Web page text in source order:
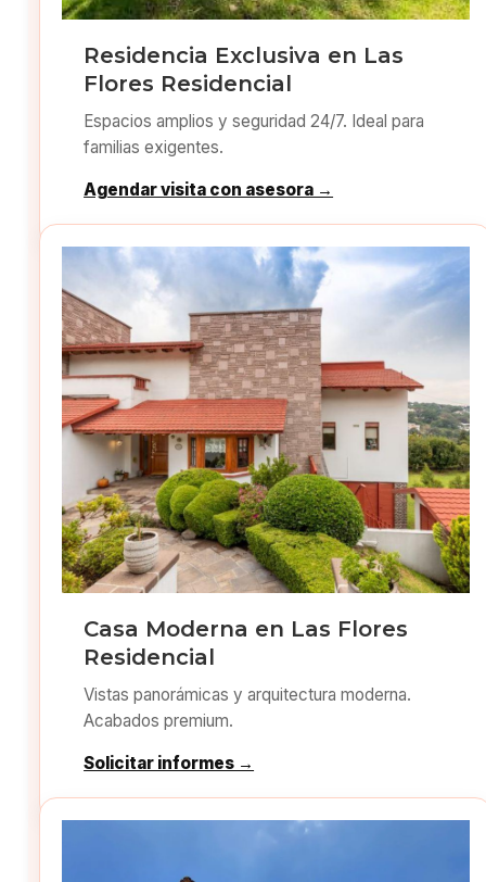
Residencia Exclusiva en Las
Flores Residencial
Espacios amplios y seguridad 24/7. Ideal para
familias exigentes.
Agendar visita con asesora →
Casa Moderna en Las Flores
Residencial
Vistas panorámicas y arquitectura moderna.
Acabados premium.
Solicitar informes →